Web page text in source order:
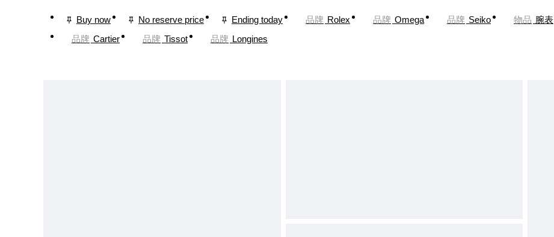
Buy now No reserve price Ending today 品牌 Rolex 品牌 Omega 品牌 Seiko 物品 腕表
品牌 Cartier 品牌 Tissot 品牌 Longines